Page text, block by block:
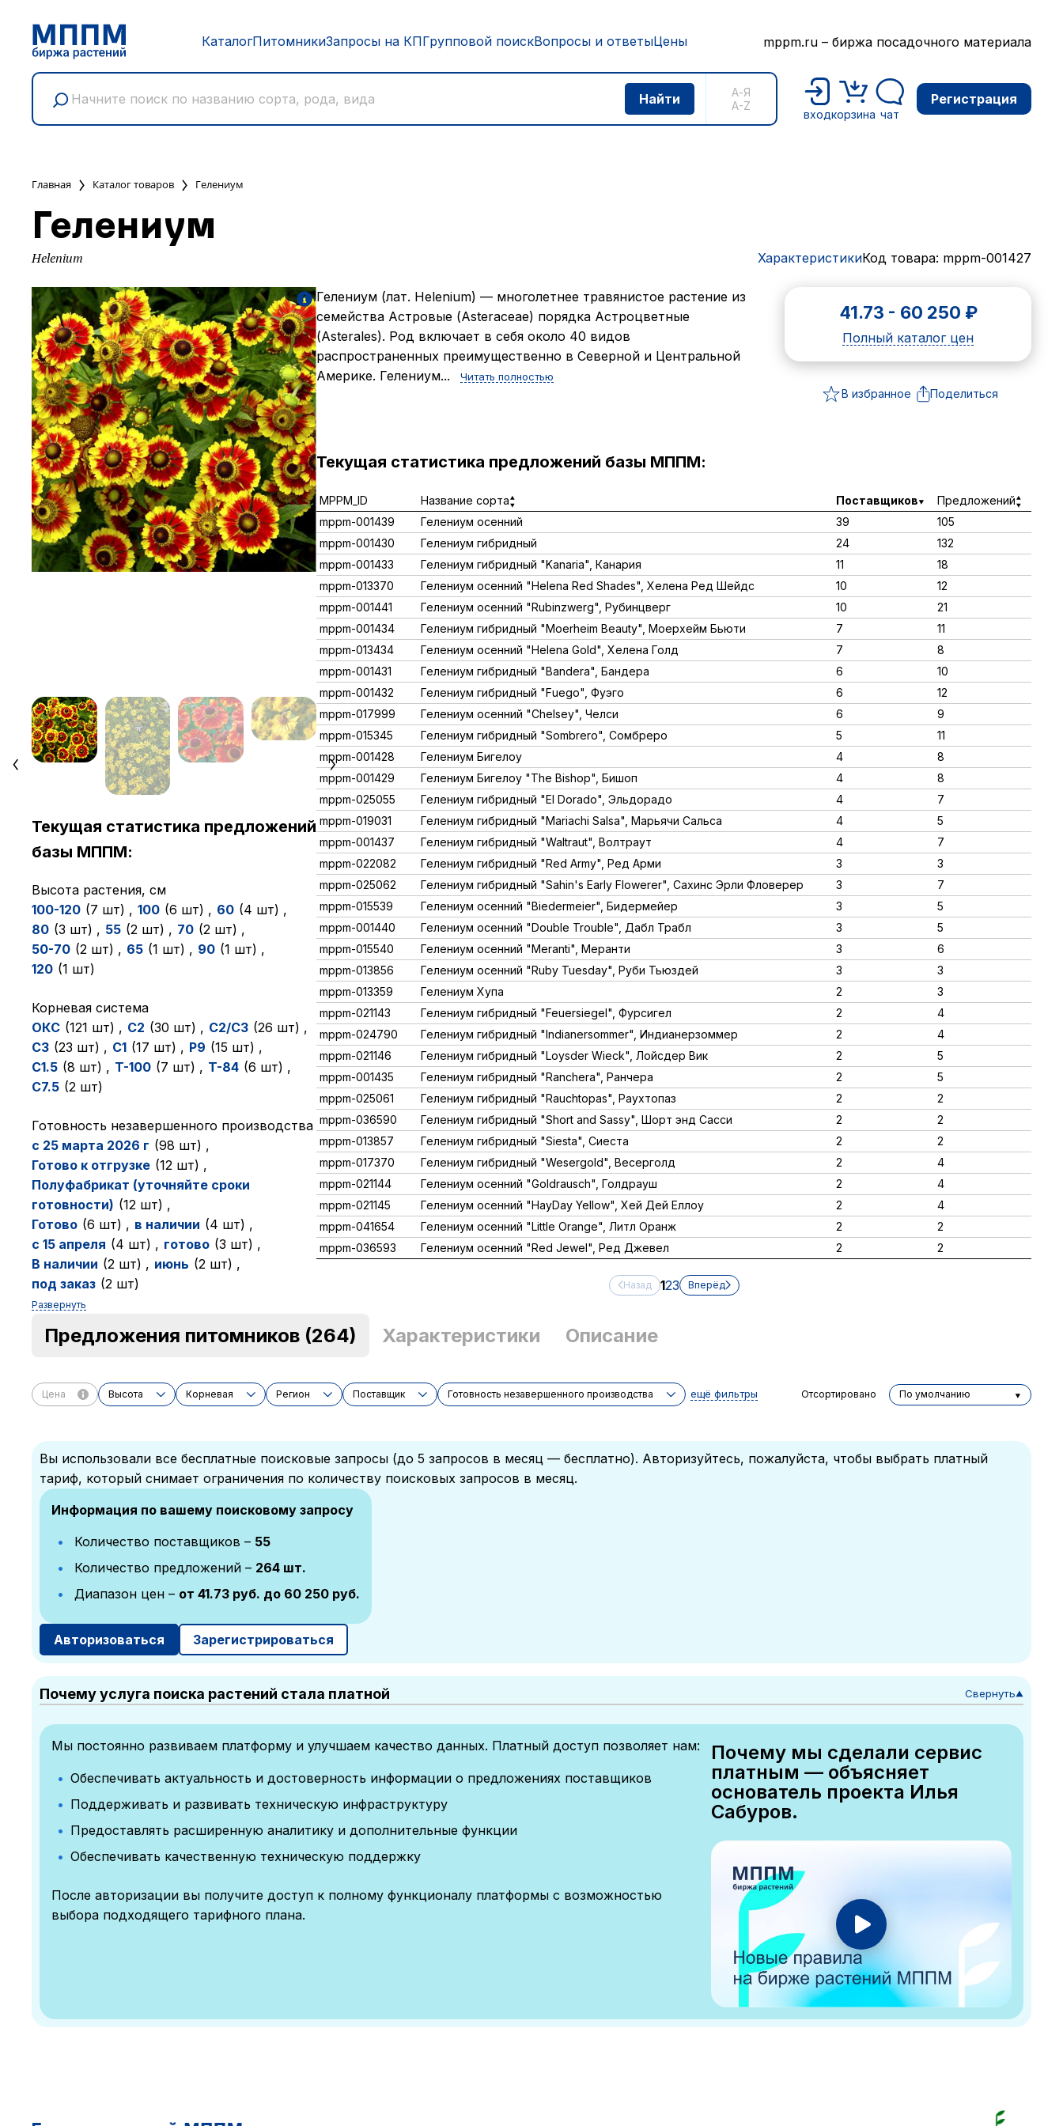
КаталогПитомникиЗапросы на КПГрупповой поискВопросы и ответыЦены mppm.ru – биржа посадочного материала
А-Я
A-Z
входкорзина чат
Регистрация
Главная Каталог товаров Гелениум
Гелениум
Helenium ХарактеристикиКод товара: mppm-001427
Текущая статистика предложений
базы МППМ:
Высота растения, см
100-120 (7 шт) , 100 (6 шт) , 60 (4 шт) ,
80 (3 шт) , 55 (2 шт) , 70 (2 шт) ,
50-70 (2 шт) , 65 (1 шт) , 90 (1 шт) ,
120 (1 шт)
Корневая система
ОКC (121 шт) , C2 (30 шт) , C2/C3 (26 шт) ,
C3 (23 шт) , C1 (17 шт) , P9 (15 шт) ,
C1.5 (8 шт) , T-100 (7 шт) , T-84 (6 шт) ,
C7.5 (2 шт)
Готовность незавершенного производства
с 25 марта 2026 г (98 шт) ,
Готово к отгрузке (12 шт) ,
Полуфабрикат (уточняйте сроки
готовности) (12 шт) ,
Готово (6 шт) , в наличии (4 шт) ,
с 15 апреля (4 шт) , готово (3 шт) ,
В наличии (2 шт) , июнь (2 шт) ,
под заказ (2 шт)
Развернуть
Гелениум (лат. Helenium) — многолетнее травянистое растение из
семейства Астровые (Asteraceae) порядка Астроцветные
(Asterales). Род включает в себя около 40 видов
распространенных преимущественно в Северной и Центральной
Америке. Гелениум...
Читать полностью
41.73 - 60 250 ₽
Полный каталог цен
В избранное Поделиться
Текущая статистика предложений базы МППМ:
MPPM_ID Название сорта Поставщиков
Предложений
mppm-001439
Гелениум осенний 39
105
mppm-001430
Гелениум гибридный 24
132
mppm-001433
Гелениум гибридный "Kanaria", Канария 11
18
mppm-013370
Гелениум осенний "Helena Red Shades", Хелена Ред Шейдс 10
12
mppm-001441
Гелениум осенний "Rubinzwerg", Рубинцверг 10
21
mppm-001434
Гелениум гибридный "Moerheim Beauty", Моерхейм Бьюти 7
11
mppm-013434
Гелениум осенний "Helena Gold", Хелена Голд 7
8
mppm-001431
Гелениум гибридный "Bandera", Бандера 6
10
mppm-001432
Гелениум гибридный "Fuego", Фуэго 6
12
mppm-017999
Гелениум осенний "Chelsey", Челси 6
9
mppm-015345
Гелениум гибридный "Sombrero", Сомбреро 5
11
mppm-001428
Гелениум Бигелоу 4
8
mppm-001429
Гелениум Бигелоу "The Bishop", Бишоп 4
8
mppm-025055
Гелениум гибридный "El Dorado", Эльдорадо 4
7
mppm-019031
Гелениум гибридный "Mariachi Salsa", Марьячи Сальса 4
5
mppm-001437
Гелениум гибридный "Waltraut", Волтраут 4
7
mppm-022082
Гелениум гибридный "Red Army", Ред Арми 3
3
mppm-025062
Гелениум гибридный "Sahin's Early Flowerer", Сахинс Эрли Фловерер 3
7
mppm-015539
Гелениум осенний "Biedermeier", Бидермейер 3
5
mppm-001440
Гелениум осенний "Double Trouble", Дабл Трабл 3
5
mppm-015540
Гелениум осенний "Meranti", Меранти 3
6
mppm-013856
Гелениум осенний "Ruby Tuesday", Руби Тьюздей 3
3
mppm-013359
Гелениум Хупа 2
3
mppm-021143
Гелениум гибридный "Feuersiegel", Фурсигел 2
4
mppm-024790
Гелениум гибридный "Indianersommer", Индианерзоммер 2
4
mppm-021146
Гелениум гибридный "Loysder Wieck", Лойсдер Вик 2
5
mppm-001435
Гелениум гибридный "Ranchera", Ранчера 2
5
mppm-025061
Гелениум гибридный "Rauchtopas", Раухтопаз 2
2
mppm-036590
Гелениум гибридный "Short and Sassy", Шорт энд Сасси 2
2
mppm-013857
Гелениум гибридный "Siesta", Сиеста 2
2
mppm-017370
Гелениум гибридный "Wesergold", Весерголд 2
4
mppm-021144
Гелениум осенний "Goldrausch", Голдрауш 2
4
mppm-021145
Гелениум осенний "HayDay Yellow", Хей Дей Еллоу 2
4
mppm-041654
Гелениум осенний "Little Orange", Литл Оранж 2
2
mppm-036593
Гелениум осенний "Red Jewel", Ред Джевел 2 2
Назад 123 Вперёд
Предложения питомников (264) Характеристики Описание
Цена Высота Корневая Регион Поставщик Готовность незавершенного производства ещё фильтры Отсортировано По умолчанию
Вы использовали все бесплатные поисковые запросы (до 5 запросов в месяц — бесплатно). Авторизуйтесь, пожалуйста, чтобы выбрать платный
тариф, который снимает ограничения по количеству поисковых запросов в месяц.
Информация по вашему поисковому запросу
Количество поставщиков – 55
Количество предложений – 264 шт.
Диапазон цен – от 41.73 руб. до 60 250 руб.
Авторизоваться Зарегистрироваться
Почему услуга поиска растений стала платной Свернуть▼
Мы постоянно развиваем платформу и улучшаем качество данных. Платный доступ позволяет нам:
Обеспечивать актуальность и достоверность информации о предложениях поставщиков
Поддерживать и развивать техническую инфраструктуру
Предоставлять расширенную аналитику и дополнительные функции
Обеспечивать качественную техническую поддержку
После авторизации вы получите доступ к полному функционалу платформы с возможностью
выбора подходящего тарифного плана.
Почему мы сделали сервис
платным — объясняет
основатель проекта Илья
Сабуров.